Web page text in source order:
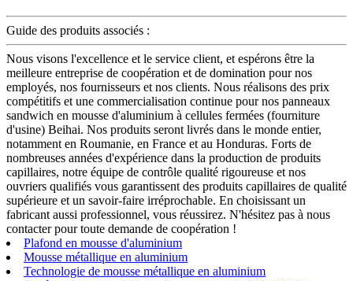
Guide des produits associés :
Nous visons l'excellence et le service client, et espérons être la
meilleure entreprise de coopération et de domination pour nos
employés, nos fournisseurs et nos clients. Nous réalisons des prix
compétitifs et une commercialisation continue pour nos panneaux
sandwich en mousse d'aluminium à cellules fermées (fourniture
d'usine) Beihai. Nos produits seront livrés dans le monde entier,
notamment en Roumanie, en France et au Honduras. Forts de
nombreuses années d'expérience dans la production de produits
capillaires, notre équipe de contrôle qualité rigoureuse et nos
ouvriers qualifiés vous garantissent des produits capillaires de qualité
supérieure et un savoir-faire irréprochable. En choisissant un
fabricant aussi professionnel, vous réussirez. N'hésitez pas à nous
contacter pour toute demande de coopération !
Plafond en mousse d'aluminium
Mousse métallique en aluminium
Technologie de mousse métallique en aluminium